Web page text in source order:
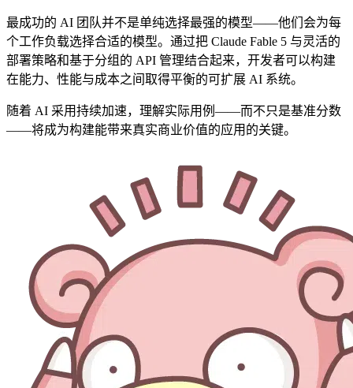
最成功的 AI 团队并不是单纯选择最强的模型——他们会为每
个工作负载选择合适的模型。通过把 Claude Fable 5 与灵活的
部署策略和基于分组的 API 管理结合起来，开发者可以构建
在能力、性能与成本之间取得平衡的可扩展 AI 系统。
随着 AI 采用持续加速，理解实际用例——而不只是基准分数
——将成为构建能带来真实商业价值的应用的关键。